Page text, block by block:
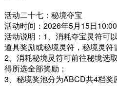
活动二十七：秘境夺宝
活动时间：2026年5月15日
活动说明：1、消耗夺宝灵符可
道具奖励或秘境灵符，秘境灵符
2、消耗秘境灵符可前往秘境选
得所选全部奖励；
3、秘境奖池分为ABCD共4档